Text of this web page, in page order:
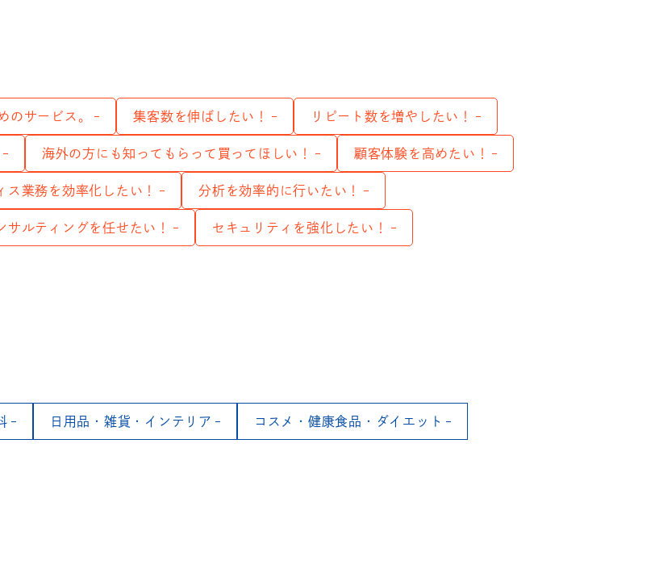
のサービス。 集客数を伸ばしたい！ リピート数を増やしたい！
海外の方にも知ってもらって買ってほしい！ 顧客体験を高めたい！
ス業務を効率化したい！ 分析を効率的に行いたい！
サルティングを任せたい！ セキュリティを強化したい！
日用品・雑貨・インテリア コスメ・健康食品・ダイエット